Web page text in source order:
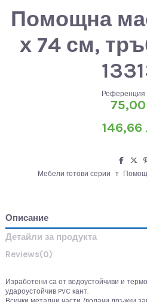
Помощна
х 74 см,
Референция
146,66
Мебели готови серии т
Описание
Детайли за продукта
Reviews(0)
Изработени са от водоустойчиви и
удароустойчив PVC кант.